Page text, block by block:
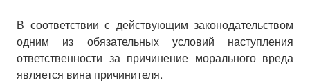
В соответствии с действующим законодательством
одним из обязательных условий наступления
ответственности за причинение морального вреда
является вина причинителя.